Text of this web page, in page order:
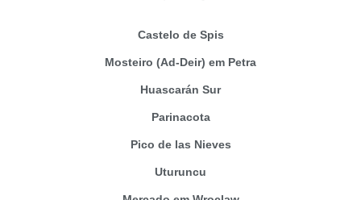
Castelo de Spis
Mosteiro (Ad-Deir) em Petra
Huascarán Sur
Parinacota
Pico de las Nieves
Uturuncu